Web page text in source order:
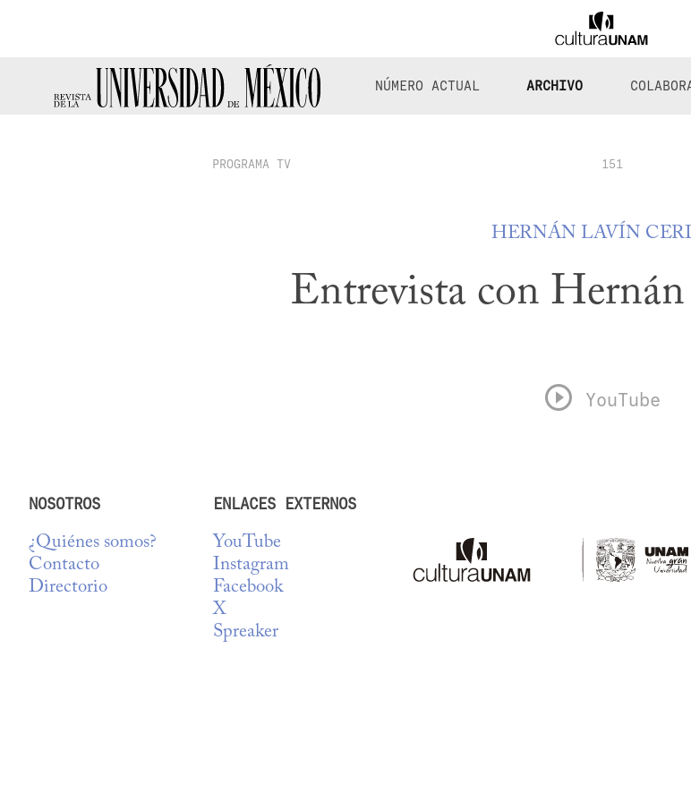
NÚMERO ACTUAL ARCHIVO
PROGRAMA TV 151
HERNÁN LAVÍN
Entrevista con
YouTube
NOSOTROS
¿Quiénes somos?
Contacto
Directorio
ENLACES EXTERNOS
YouTube
Instagram
Facebook
X
Spreaker